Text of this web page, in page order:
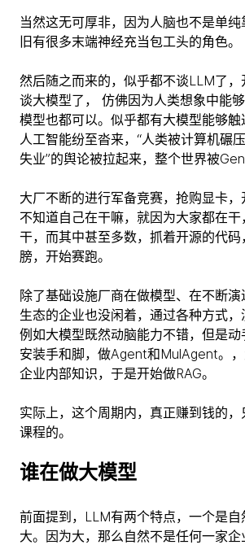
当然这无可厚非，因为人脑也不是单
旧有很多末端神经充当包工头的角色。
然后随之而来的，似乎都不谈LLM了，
谈大模型了， 仿佛因为人类想象中能
模型也都可以。似乎都有大模型能够触
人工智能纷至沓来，“人类被计算机碾
失业”的舆论被拉起来，整个世界被
大厂不断的进行军备竞赛，抢购显卡
不知道自己在干嘛，就因为大家都在
干，而其中甚至多数，抓着开源的代码
膀，开始赛跑。
除了基础设施厂商在做模型、在不断
生态的企业也没闲着，通过各种方式，
例如大模型既然动脑能力不错，但是
安装手和脚，做Agent和MulAgent。
企业内部知识，于是开始做RAG。
实际上，这个周期内，真正赚到钱的
课程的。
谁在做大模型
前面提到，LLM有两个特点，一个是自
大。因为大，那么自然不是任何一家